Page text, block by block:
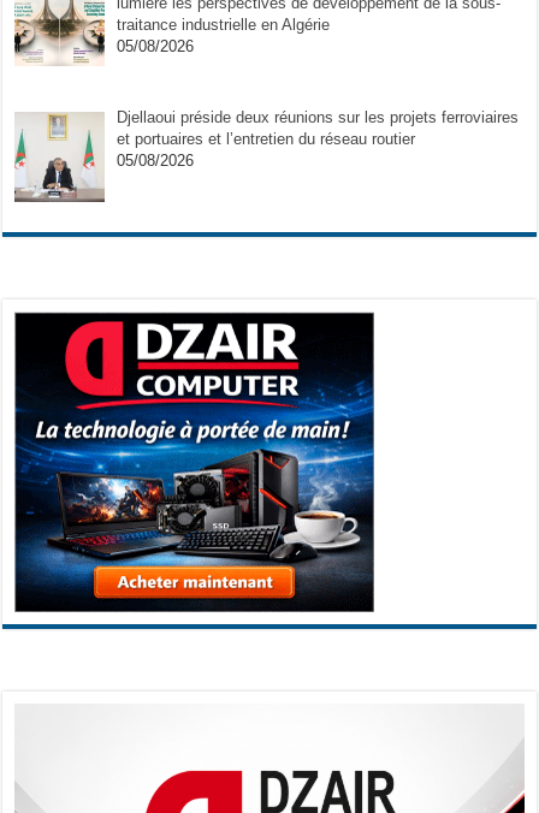
traitance industrielle en Algérie
05/08/2026
Djellaoui préside deux réunions sur les projets ferroviaires
et portuaires et l’entretien du réseau routier
05/08/2026